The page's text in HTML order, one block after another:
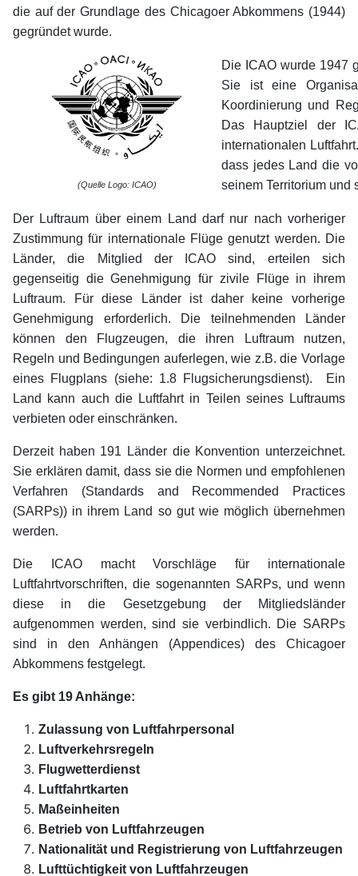
die auf der Grundlage des Chicagoer Abkommens (1944)
gegründet wurde.
Die ICAO wurde 1947
Sie ist eine
Koordinierung und
Das Hauptziel der
internationalen
dass jedes Land die
seinem Territorium und
(Quelle Logo: ICAO)
Der Luftraum über einem Land darf nur nach vorheriger
Zustimmung für internationale Flüge genutzt werden. Die
Länder, die Mitglied der ICAO sind, erteilen sich
gegenseitig die Genehmigung für zivile Flüge in ihrem
Luftraum. Für diese Länder ist daher keine vorherige
Genehmigung erforderlich. Die teilnehmenden Länder
können den Flugzeugen, die ihren Luftraum nutzen,
Regeln und Bedingungen auferlegen, wie z.B. die Vorlage
eines Flugplans (siehe: 1.8 Flugsicherungsdienst). Ein
Land kann auch die Luftfahrt in Teilen seines Luftraums
verbieten oder einschränken.
Derzeit haben 191 Länder die Konvention unterzeichnet.
Sie erklären damit, dass sie die Normen und empfohlenen
Verfahren (Standards and Recommended Practices
(SARPs)) in ihrem Land so gut wie möglich übernehmen
werden.
Die ICAO macht Vorschläge für internationale
Luftfahrtvorschriften, die sogenannten SARPs, und wenn
diese in die Gesetzgebung der Mitgliedsländer
aufgenommen werden, sind sie verbindlich. Die SARPs
sind in den Anhängen (Appendices) des Chicagoer
Abkommens festgelegt.
Es gibt 19 Anhänge:
Zulassung von Luftfahrpersonal
Luftverkehrsregeln
Flugwetterdienst
Luftfahrtkarten
Maßeinheiten
Betrieb von Luftfahrzeugen
Nationalität und Registrierung von Luftfahrzeugen
Lufttüchtigkeit von Luftfahrzeugen